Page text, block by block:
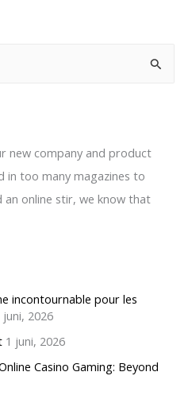
new company and product
in too many magazines to
online stir, we know that
incontournable pour les
juni, 2026
1 juni, 2026
Casino Gaming: Beyond